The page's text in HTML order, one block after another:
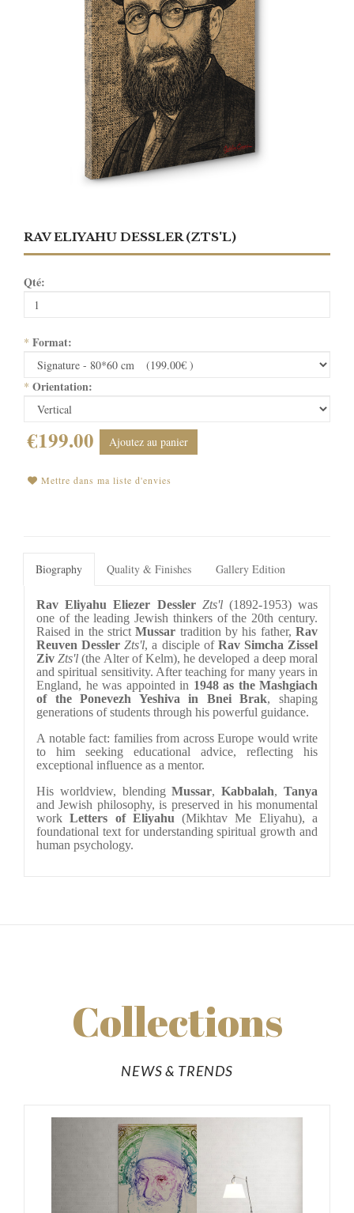
RAV ELIYAHU DESSLER (ZTS'L)
Qté:
* Format:
* Orientation:
€199.00 Ajoutez au panier
Mettre dans ma liste d'envies
Biography Quality & Finishes Gallery Edition
Rav Eliyahu Eliezer Dessler Zts'l (1892-1953) was
one of the leading Jewish thinkers of the 20th century.
Raised in the strict Mussar tradition by his father, Rav
Reuven Dessler Zts'l, a disciple of Rav Simcha Zissel
Ziv Zts'l (the Alter of Kelm), he developed a deep moral
and spiritual sensitivity. After teaching for many years in
England, he was appointed in 1948 as the Mashgiach
of the
Ponevezh Yeshiva in Bnei Brak, shaping
generations of students through his powerful guidance.
A notable fact: families from across Europe would write
to him seeking educational advice, reflecting his
exceptional influence as a mentor.
His worldview, blending Mussar, Kabbalah, Tanya
and Jewish philosophy, is preserved in his monumental
work Letters of Eliyahu (Mikhtav Me Eliyahu), a
foundational text for understanding spiritual growth and
human psychology.
Collections
NEWS & TRENDS